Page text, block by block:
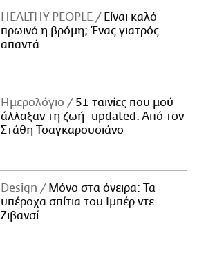
HEALTHY PEOPLE
Είναι καλό
πρωινό η βρόμη; Ένας γιατρός
απαντά
Ημερολόγιο
51 ταινίες που μού
άλλαξαν τη ζωή- updated. Aπό τον
Στάθη Τσαγκαρουσιάνο
Design
Μόνο στα όνειρα: Τα
υπέροχα σπίτια του Ιμπέρ ντε
Ζιβανσί